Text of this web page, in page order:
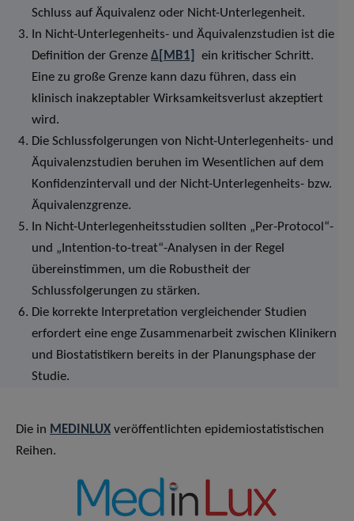
Schluss auf Äquivalenz oder Nicht-Unterlegenheit.
In Nicht-Unterlegenheits- und Äquivalenzstudien ist die
Definition der Grenze Δ [MB1]
ein kritischer Schritt.
Eine zu große Grenze kann dazu führen, dass ein
klinisch inakzeptabler Wirksamkeitsverlust akzeptiert
wird.
Die Schlussfolgerungen von Nicht-Unterlegenheits- und
Äquivalenzstudien beruhen im Wesentlichen auf dem
Konfidenzintervall und der Nicht-Unterlegenheits- bzw.
Äquivalenzgrenze.
In Nicht-Unterlegenheitsstudien sollten „Per-Protocol“-
und „Intention-to-treat“-Analysen in der Regel
übereinstimmen, um die Robustheit der
Schlussfolgerungen zu stärken.
Die korrekte Interpretation vergleichender Studien
erfordert eine enge Zusammenarbeit zwischen Klinikern
und Biostatistikern bereits in der Planungsphase der
Studie.
Die in MEDINLUX veröffentlichten epidemiostatistischen
Reihen.